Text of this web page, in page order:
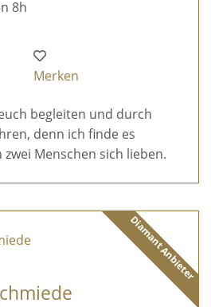
8h
Merken
begleiten und durch
denn ich finde es
Menschen sich lieben.
Diamant Anbieter